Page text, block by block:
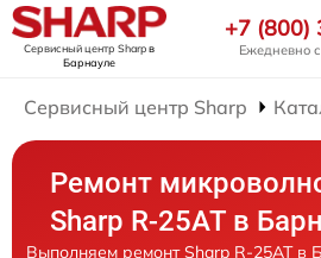
Сервисный центр Sharpв
Барнауле
+7 (800)
Ежедневно
Сервисный центр Sharp
Ремонт
Sharp R-25AT в
Выполняем ремонт Sharp R-25AT в